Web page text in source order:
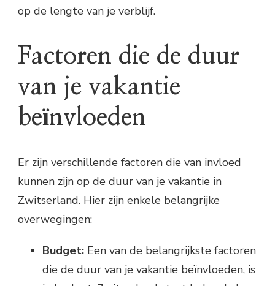
op de lengte van je verblijf.
Factoren die de duur
van je vakantie
beïnvloeden
Er zijn verschillende factoren die van invloed
kunnen zijn op de duur van je vakantie in
Zwitserland. Hier zijn enkele belangrijke
overwegingen:
Budget: Een van de belangrijkste factoren
die de duur van je vakantie beïnvloeden, is